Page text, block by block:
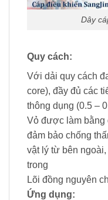
Dây
Quy cách:
Với dải quy cách
core), đầy đủ các
thông dụng (0.5 –
Vỏ được làm bằng
đảm bảo chống
vật lý từ bên
trong
Lõi đồng nguyên
Ứng dụng: